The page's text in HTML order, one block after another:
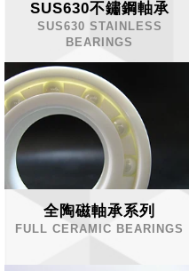
SUS630不鏽鋼軸承
SUS630 STAINLESS
BEARINGS
全陶磁軸承系列
FULL CERAMIC BEARINGS